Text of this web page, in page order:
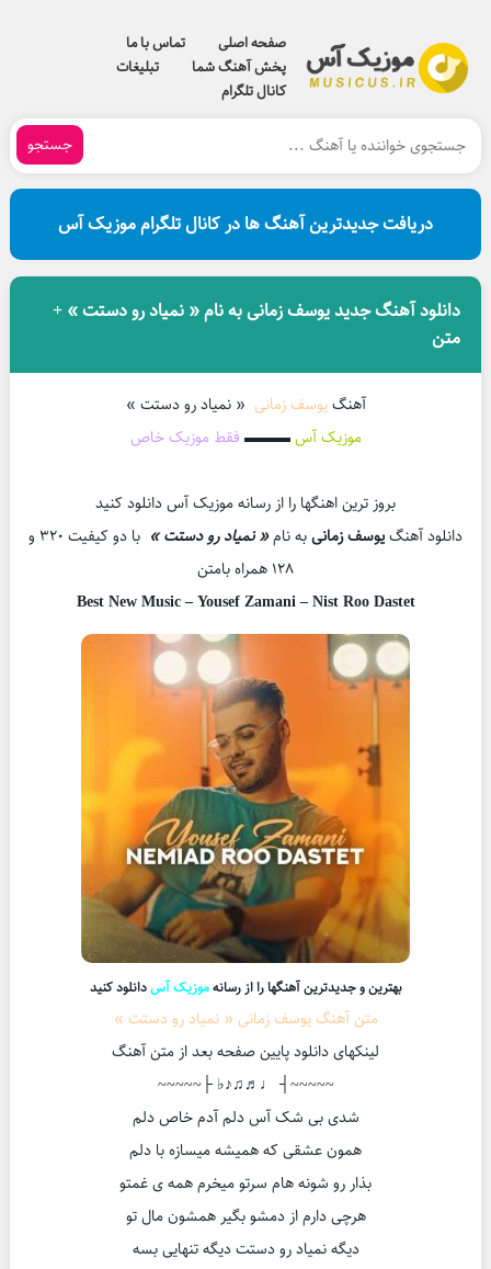
صفحه اصلی
تماس با ما
پخش آهنگ شما
تبلیغات
کانال تلگرام
جستجو
دریافت جدیدترین آهنگ ها در کانال تلگرام موزیک آس
دانلود آهنگ جدید یوسف زمانی به نام « نمیاد رو دستت » +
متن
آهنگیوسف زمانی « نمیاد رو دستت »
موزیک آس▬▬▬ فقط موزیک خاص
بروز ترین اهنگها را از رسانه موزیک آس دانلود کنید
دانلود آهنگیوسف زمانیبه نام« نمیاد رو دستت »
با دو کیفیت ۳۲۰ و
۱۲۸ همراه بامتن
Best New Music –Yousef Zamani – Nist Roo Dastet
بهترین و جدیدترین آهنگها را از رسانهموزیک آسدانلود کنید
متن آهنگ یوسف زمانی « نمیاد رو دستت »
لینکهای دانلود پایین صفحه بعد از متن آهنگ
~~~~~┤ ♩♬♫♪♭ ├~~~~~
ﺷﺪی ﺑﻰ ﺷﮏ آس دﻟﻢ آدم ﺧﺎص دﻟﻢ
ﻫﻤﻮن ﻋﺸﻘﻰ ﻛﻪ ﻫﻤﻴﺸﻪ ﻣﻴﺴﺎزه ﺑﺎ دﻟﻢ
ﺑﺬار رو ﺷﻮﻧﻪ ﻫﺎم ﺳﺮﺗﻮ ﻣﻴﺨﺮم ﻫﻤﻪ ی ﻏﻤﺘﻮ
ﻫﺮﭼﻰ دارم از دﻣﺸﻮ ﺑﮕﻴﺮ ﻫﻤﺸﻮن ﻣﺎل ﺗﻮ
دﻳﮕﻪ ﻧﻤﻴﺎد رو دﺳﺘﺖ دﻳﮕﻪ ﺗﻨﻬﺎﻳﻰ ﺑﺴﻪ